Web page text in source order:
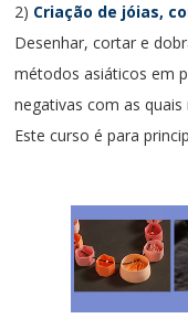
2) Criação de jóias,
Desenhar, cortar e
métodos asiáticos em
negativas com as
Este curso é para